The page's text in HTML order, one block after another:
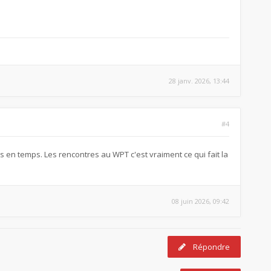
28 janv. 2026, 13:44
#4
temps. Les rencontres au WPT c'est vraiment ce qui fait la
08 juin 2026, 09:42
Répondre